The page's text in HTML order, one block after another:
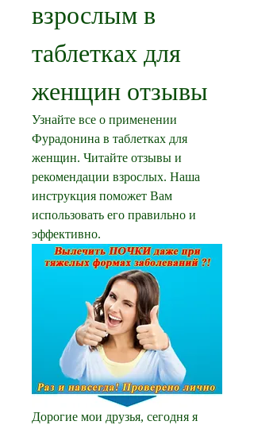
взрослым в
таблетках для
женщин отзывы
Узнайте все о применении
Фурадонина в таблетках для
женщин. Читайте отзывы и
рекомендации взрослых. Наша
инструкция поможет Вам
использовать его правильно и
эффективно.
Дорогие мои друзья, сегодня я